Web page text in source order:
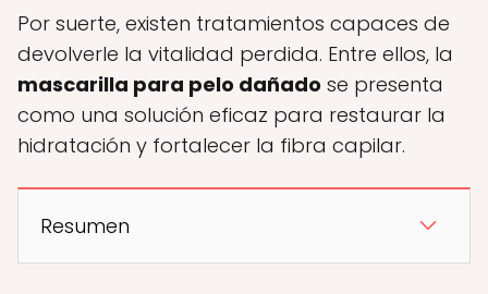
Por suerte, existen tratamientos capaces de
devolverle la vitalidad perdida. Entre ellos, la
mascarilla para pelo dañado se presenta
como una solución eficaz para restaurar la
hidratación y fortalecer la fibra capilar.
Resumen